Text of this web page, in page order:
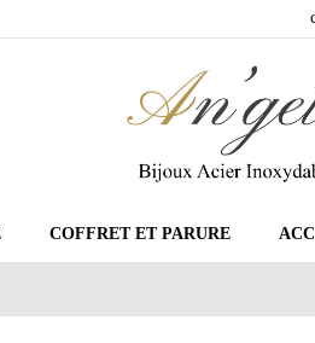
COFFRET ET PARURE